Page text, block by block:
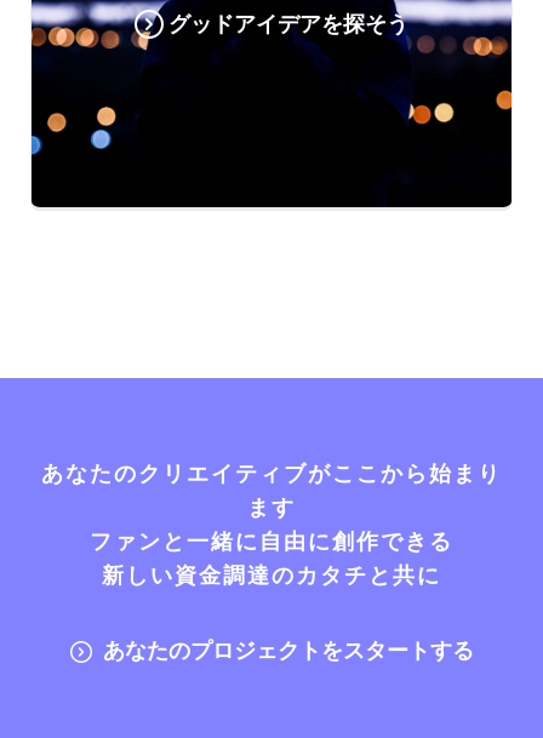
グッドアイデアを探そう
あなたのクリエイティブがここから始まり
ます
ファンと一緒に自由に創作できる
新しい資金調達のカタチと共に
あなたのプロジェクトをスタートする